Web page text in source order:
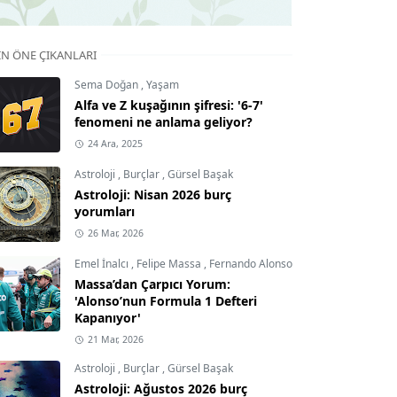
ÖNE ÇIKANLARI
Sema Doğan ,Yaşam
Alfa ve Z kuşağının şifresi: '6-7'
fenomeni ne anlama geliyor?
24 Ara, 2025
Astroloji , Burçlar ,Gürsel Başak
Astroloji: Nisan 2026 burç
yorumları
26 Mar, 2026
Emel İnalcı , Felipe Massa , Fernando Alonso
Massa’dan Çarpıcı Yorum:
'Alonso’nun Formula 1 Defteri
Kapanıyor'
21 Mar, 2026
Astroloji , Burçlar ,Gürsel Başak
Astroloji: Ağustos 2026 burç